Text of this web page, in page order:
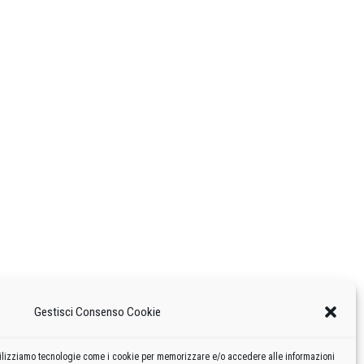
Gestisci Consenso Cookie
tecnologie come i cookie per memorizzare e/o accedere alle informazioni